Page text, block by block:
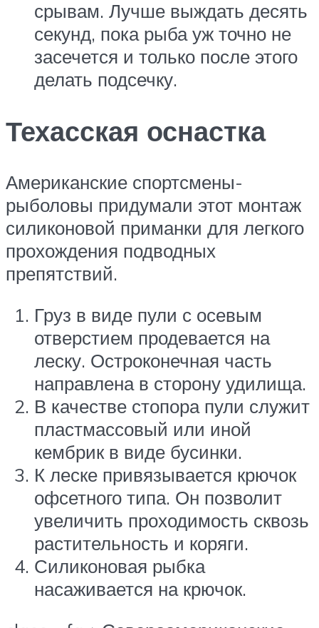
срывам. Лучше выждать десять
секунд, пока рыба уж точно не
засечется и только после этого
делать подсечку.
Техасская оснастка
Американские спортсмены-
рыболовы придумали этот монтаж
силиконовой приманки для легкого
прохождения подводных
препятствий.
Груз в виде пули с осевым
отверстием продевается на
леску. Остроконечная часть
направлена в сторону удилища.
В качестве стопора пули служит
пластмассовый или иной
кембрик в виде бусинки.
К леске привязывается крючок
офсетного типа. Он позволит
увеличить проходимость сквозь
растительность и коряги.
Силиконовая рыбка
насаживается на крючок.